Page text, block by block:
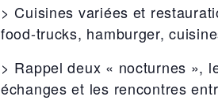
> Cuisines variées et
food-trucks, hamburger,
> Rappel deux « nocturnes »,
échanges et les rencontres